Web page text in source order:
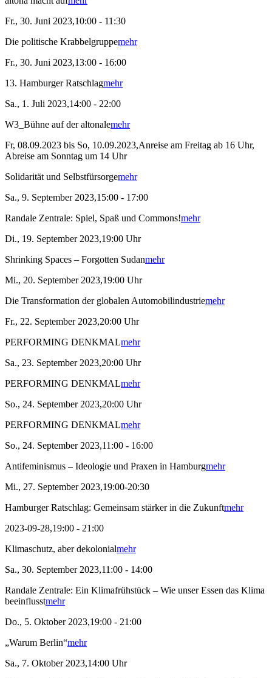
Fr., 30. Juni 2023,10:00 - 11:30
Die politische Krabbelgruppemehr
Fr., 30. Juni 2023,13:00 - 16:00
13. Hamburger Ratschlagmehr
Sa., 1. Juli 2023,14:00 - 22:00
W3_Bühne auf der altonalemehr
Fr, 08.09.2023 bis So, 10.09.2023,Anreise am Freitag ab 16 Uhr,
Abreise am Sonntag um 14 Uhr
Solidarität und Selbstfürsorgemehr
Sa., 9. September 2023,15:00 - 17:00
Randale Zentrale: Spiel, Spaß und Commons!mehr
Di., 19. September 2023,19:00 Uhr
Shrinking Spaces – Forgotten Sudanmehr
Mi., 20. September 2023,19:00 Uhr
Die Transformation der globalen Automobilindustriemehr
Fr., 22. September 2023,20:00 Uhr
PERFORMING DENKMALmehr
Sa., 23. September 2023,20:00 Uhr
PERFORMING DENKMALmehr
So., 24. September 2023,20:00 Uhr
PERFORMING DENKMALmehr
So., 24. September 2023,11:00 - 16:00
Antifeminismus – Ideologie und Praxen in Hamburgmehr
Mi., 27. September 2023,19:00-20:30
Hamburger Ratschlag: Gemeinsam stärker in die Zukunftmehr
2023-09-28,19:00 - 21:00
Klimaschutz, aber dekolonialmehr
Sa., 30. September 2023,11:00 - 14:00
Randale Zentrale: Ein Klimafrühstück – Wie unser Essen das Klima
beeinflusstmehr
Do., 5. Oktober 2023,19:00 - 21:00
„Warum Berlin“mehr
Sa., 7. Oktober 2023,14:00 Uhr